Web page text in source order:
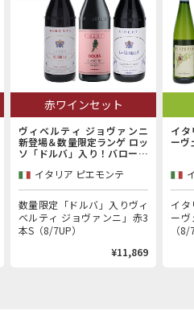
赤ワインセット
ヴィベルティ ジョヴァンニ
新登場＆数量限定ランゲ ロッ
ソ「ドルバ」入り！バローロ
産者「ヴィベルティ ジョヴァ
ンニ」赤3本セット
イタリア ピエモンテ
数量限定「ドルバ」入りヴィ
ベルティ ジョヴァンニ」赤3
本S（8/7UP）
¥11,869
イタ
ーヴ
イタ
ー
（